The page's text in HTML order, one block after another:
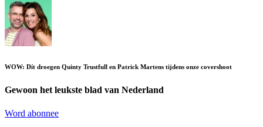
WOW: Dít droegen Quinty Trustfull en Patrick Martens tijdens onze covershoot
Gewoon het leukste blad van Nederland
Word abonnee